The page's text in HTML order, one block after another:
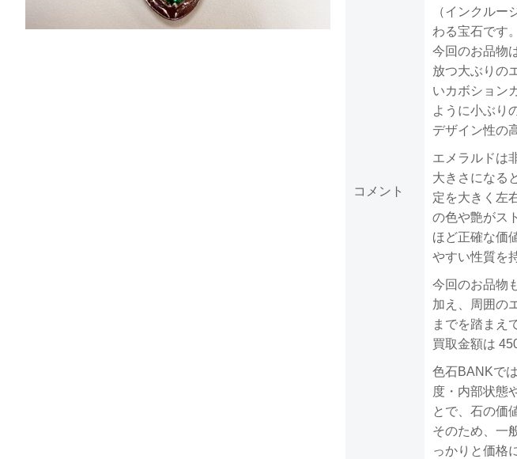
コメント
（インクル
わる宝石です。
今回のお品物
放つ大ぶりの
いカボション
ように小ぶり
デザイン性の
エメラルドは
大きさになる
定を大きく左
の色や艶がス
ほど正確な価
やすい性質を
今回のお品物
加え、周囲の
までを踏まえ
買取金額は
色石BANKで
度・内部状態
とで、石の価
そのため、一
っかりと価格